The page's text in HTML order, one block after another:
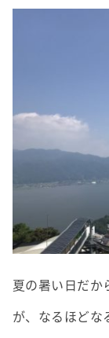
夏の暑い日だか
が、なるほどな